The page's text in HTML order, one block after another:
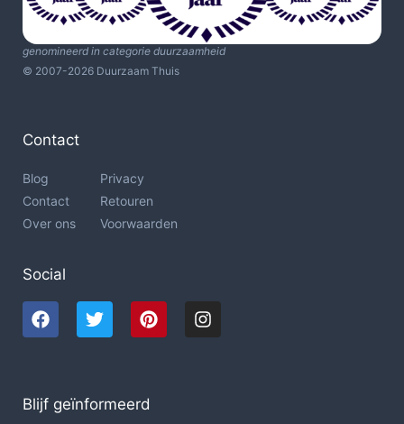
genomineerd in categorie duurzaamheid
© 2007-2026 Duurzaam Thuis
Contact
Blog
Contact
Over ons
Privacy
Retouren
Voorwaarden
Social
Blijf geïnformeerd